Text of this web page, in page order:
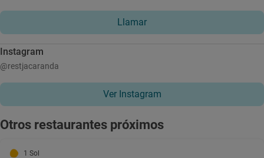
Llamar
Instagram
@restjacaranda
Ver Instagram
Otros restaurantes próximos
1 Sol